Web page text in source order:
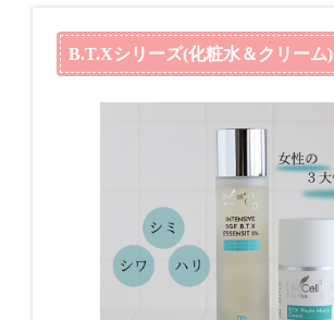
B.T.Xシリーズ(化粧水＆クリーム)